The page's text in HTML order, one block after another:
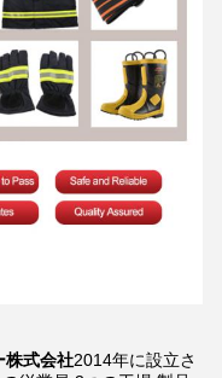
株式会社2014年に設立さ